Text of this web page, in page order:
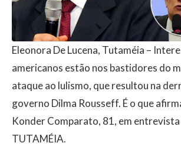
Eleonora De Lucena, Tutaméia –
americanos estão nos bastidores do
ataque ao lulismo, que resultou na
governo Dilma Rousseff. É o que
Konder Comparato, 81, em entrevista
TUTAMÉIA.